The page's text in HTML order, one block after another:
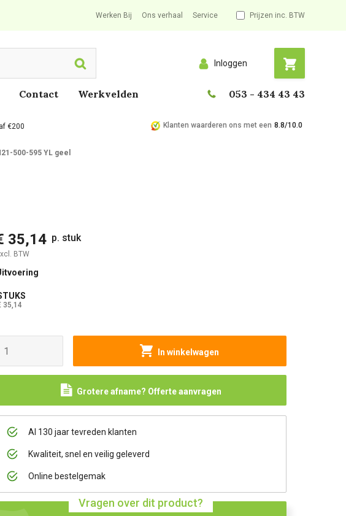
Werken Bij Ons verhaal Service Prijzen inc. BTW
Search Inloggen
Contact Werkvelden 053 - 434 43 43
€200 Klanten waarderen ons met een 8.8/10.0
500-595 YL geel
35,14 p. stuk
BTW
35,14
In winkelwagen
Grotere afname? Offerte aanvragen
Al 130 jaar tevreden klanten
Kwaliteit, snel en veilig geleverd
Online bestelgemak
Vragen over dit product?